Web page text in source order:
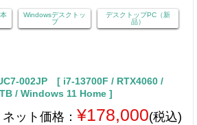
Windowsデスクトッ
プ
デスクトップPC（新
品）
002JP [ i7-13700F / RTX4060 /
/ Windows 11 Home ]
ネット価格： ¥178,000(税込)